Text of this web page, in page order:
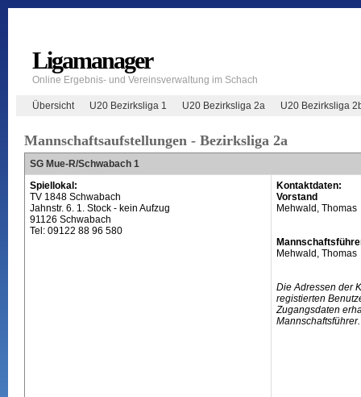
Ligamanager
Online Ergebnis- und Vereinsverwaltung im Schach
Übersicht U20 Bezirksliga 1 U20 Bezirksliga 2a U20 Bezirksliga
Mannschaftsaufstellungen - Bezirksliga 2a
SG Mue-R/Schwabach 1
Spiellokal:
TV 1848 Schwabach
Jahnstr. 6. 1. Stock - kein Aufzug
91126 Schwabach
Tel: 09122 88 96 580
Kontaktdaten:
Vorstand
Mehwald, Thomas
Mehwald, Thomas
Die Adressen der
registierten
Zugangsdaten
Mannschaftsführer.